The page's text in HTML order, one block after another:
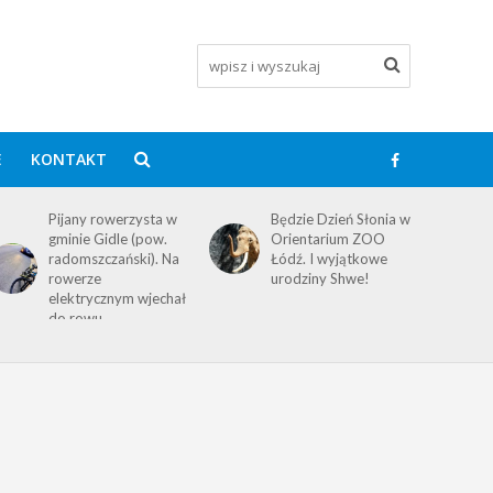
KONTAKT
Pijany rowerzysta w
gminie Gidle (pow.
radomszczański). Na
rowerze
elektrycznym wjechał
do rowu
Będzie Dzień Słonia w
Orientarium ZOO
Łódź. I wyjątkowe
urodziny Shwe!